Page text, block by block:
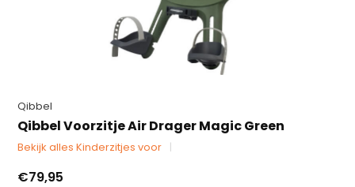
Qibbel
Qibbel Voorzitje Air Drager Magic Green
Bekijk alles Kinderzitjes voor
€79,95